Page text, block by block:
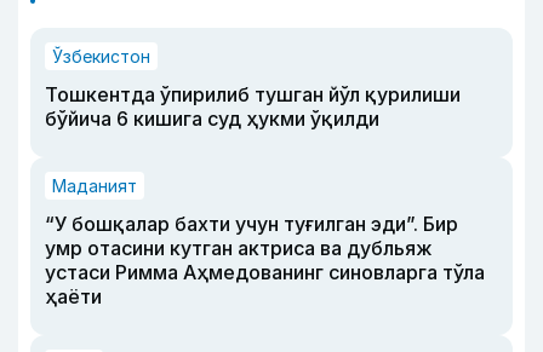
Ўзбекистон
Тошкентда ўпирилиб тушган йўл қурилиши
бўйича 6 кишига суд ҳукми ўқилди
Маданият
“У бошқалар бахти учун туғилган эди”. Бир
умр отасини кутган актриса ва дубльяж
устаси Римма Аҳмедованинг синовларга тўла
ҳаёти